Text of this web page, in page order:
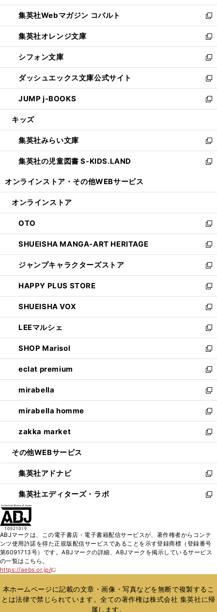
開
く
ウ
で
開
く
ン
ド
ウ
で
開
く
ウ
ィ
ン
ド
ウ
で
開
く
集英社Webマガジン コバルト
新
し
い
ウ
ィ
ン
ド
ウ
で
開
集英社オレンジ文庫
新
し
い
ウ
ィ
ン
ド
ウ
開
く
シフォン文庫
新
し
い
ウ
ィ
ン
ウ
で
開
く
ダッシュエックス文庫公式サイト
新
し
い
ウ
ン
ド
ウ
で
JUMP j-BOOKS
新
し
ウ
ィ
ン
ド
開
キッズ
集英社みらい文庫
新
し
い
ン
ウ
で
開
く
集英社の児童図書 S-KIDS.LAND
新
ウ
ン
ド
ウ
で
開
く
オンラインストア・ その他WEBサービス
オンラインストア
OTO
新
し
い
ウ
ィ
ン
ド
ウ
で
開
く
SHUEISHA MANGA-ART HERITAGE
新
し
い
ウ
ィ
ン
ド
ウ
で
開
く
ジャンプキャラクターズストア
新
し
い
ウ
ィ
ン
ド
ウ
で
開
く
HAPPY PLUS STORE
新
し
い
ウ
ィ
ン
ド
ウ
で
開
く
SHUEISHA VOX
新
し
い
ウ
ィ
ン
ド
ウ
で
開
く
LEEマルシェ
新
し
い
ウ
ィ
ン
ド
ウ
で
開
く
SHOP Marisol
新
し
い
ウ
ィ
ン
ド
ウ
で
開
eclat premium
新
し
い
ウ
ィ
ン
ド
ウ
開
く
mirabella
新
し
い
ウ
ィ
ン
ウ
で
開
く
mirabella homme
新
し
い
ウ
ン
ド
ウ
で
zakka market
新
し
ウ
ィ
ン
ド
く
その他WEBサービス
集英社アドナビ
新
し
い
ド
ウ
で
集英社エディターズ・ラボ
新
ィ
ン
ド
開
く
ABJマークは、この電子書店・電子書籍配信サービスが、著作権者からコンテ
ンツ使用許諾を得た正規版配信サービスであることを示す登録商標（登録番号
第6091713号）です。ABJマークの詳細、ABJマークを掲示しているサービス
の一覧はこちら。
https://aebs.or.jp/
新
い
ウ
ィ
本ホームページに記載の文章・画像・写真などを無断で複製するこ
とは法律で禁じられています。全ての著作権は株式会社 集英社に帰
属します。